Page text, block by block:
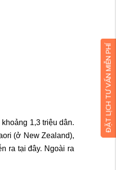
1,3 triệu dân.
(ở New Zealand),
ra tại đây. Ngoài ra
ĐẶT LỊCH TƯ VẤN MIỄN PHÍ